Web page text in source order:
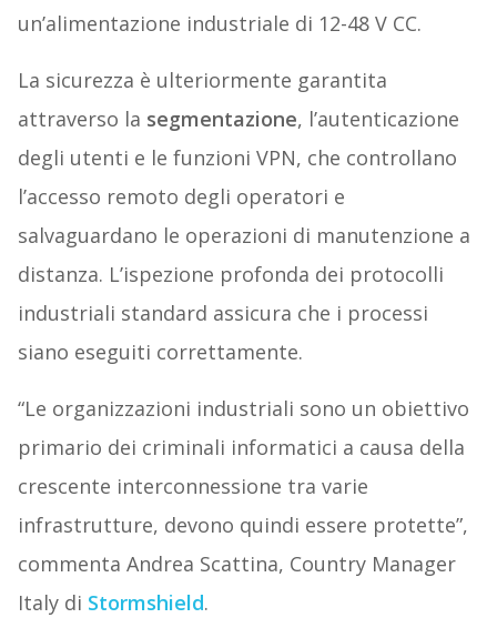
un’alimentazione industriale di 12-48 V CC.
La sicurezza è ulteriormente garantita
attraverso la segmentazione, l’autenticazione
degli utenti e le funzioni VPN, che controllano
l’accesso remoto degli operatori e
salvaguardano le operazioni di manutenzione a
distanza. L’ispezione profonda dei protocolli
industriali standard assicura che i processi
siano eseguiti correttamente.
“Le organizzazioni industriali sono un obiettivo
primario dei criminali informatici a causa della
crescente interconnessione tra varie
infrastrutture, devono quindi essere protette”,
commenta Andrea Scattina, Country Manager
Italy di Stormshield.